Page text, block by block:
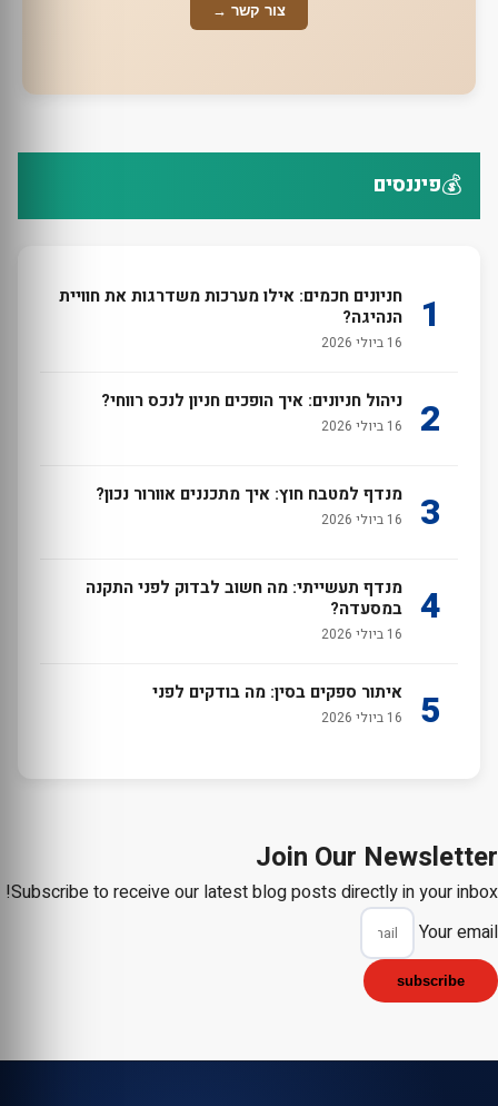
צור קשר →
💰פיננסים
1
חניונים חכמים: אילו מערכות משדרגות את חוויית
הנהיגה?
16 ביולי 2026
2 ניהול חניונים: איך הופכים חניון לנכס רווחי?
16 ביולי 2026
3 מנדף למטבח חוץ: איך מתכננים אוורור נכון?
16 ביולי 2026
4
מנדף תעשייתי: מה חשוב לבדוק לפני התקנה
במסעדה?
16 ביולי 2026
5 איתור ספקים בסין: מה בודקים לפני
16 ביולי 2026
Join Our Newsletter
Subscribe to receive our latest blog posts directly in your inbox!
Your email
subscribe